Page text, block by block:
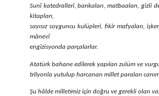
Sunî katedralleri, bankaları, matbaaları, gizli
kitapları,
sayısız soyguncu kulüpleri, fikir mafyaları,
mânevî
engizisyonda parçalarlar.
Atatürk bahane edilerek yapılan zulüm ve
trilyonla yutulup harcanan millet paraları
Şu hâlde milletimiz için doğru ve gerekli olan